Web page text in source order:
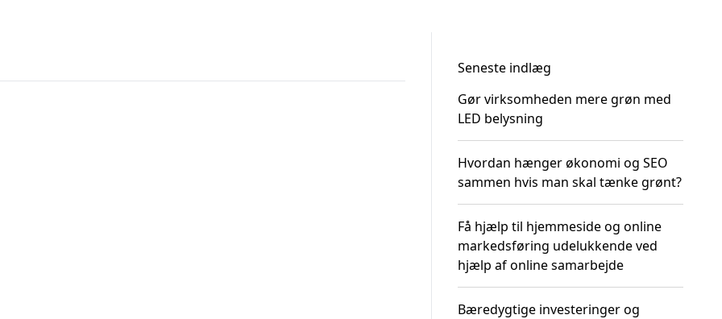
Seneste indlæg
Gør virksomheden mere grøn med
LED belysning
Hvordan hænger økonomi og SEO
sammen hvis man skal tænke grønt?
Få hjælp til hjemmeside og online
markedsføring udelukkende ved
hjælp af online samarbejde
Bæredygtige investeringer og